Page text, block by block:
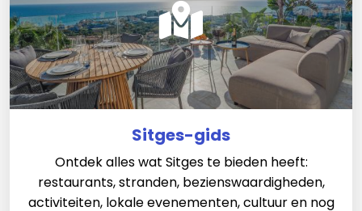
Sitges-gids
Ontdek alles wat Sitges te bieden heeft:
restaurants, stranden, bezienswaardigheden,
activiteiten, lokale evenementen, cultuur en nog